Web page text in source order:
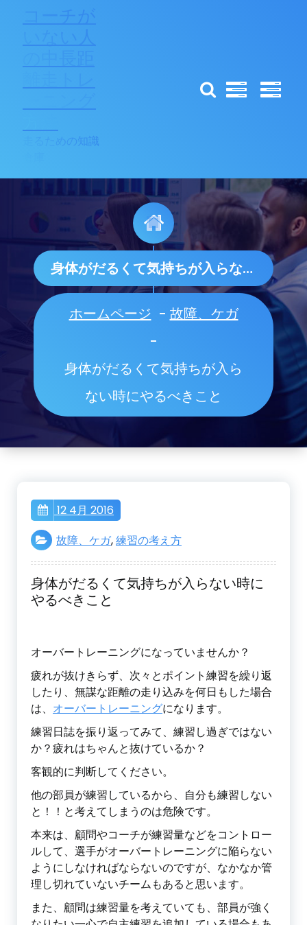
コーチが
いない人
走るための知識
身体がだるくて気持ちが入らない時にやるべきこと
ホームページ - 故障、ケガ
-
身体がだるくて気持ちが入ら
ない時にやるべきこと
12 4月 2016
故障、ケガ,練習の考え方
身体がだるくて気持ちが入らない時に
やるべきこと
オーバートレーニングになっていませんか？
疲れが抜けきらず、次々とポイント練習を繰り返
したり、無謀な距離の走り込みを何日もした場合
は、 オーバートレーニングになります。
練習日誌を振り返ってみて、練習し過ぎではない
か？疲れはちゃんと抜けているか？
客観的に判断してください。
他の部員が練習しているから、自分も練習しない
と！！と考えてしまうのは危険です。
本来は、顧問やコーチが練習量などをコントロー
ルして、選手がオーバートレーニングに陥らない
ようにしなければならないのですが、なかなか管
理し切れていないチームもあると思います。
また、顧問は練習量を考えていても、部員が強く